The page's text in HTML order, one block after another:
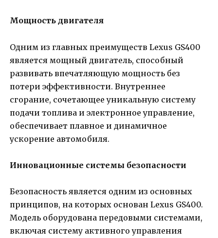
Мощность двигателя
Одним из главных преимуществ Lexus GS400
является мощный двигатель, способный
развивать впечатляющую мощность без
потери эффективности. Внутреннее
сгорание, сочетающее уникальную систему
подачи топлива и электронное управление,
обеспечивает плавное и динамичное
ускорение автомобиля.
Инновационные системы безопасности
Безопасность является одним из основных
принципов, на которых основан Lexus GS400.
Модель оборудована передовыми системами,
включая систему активного управления